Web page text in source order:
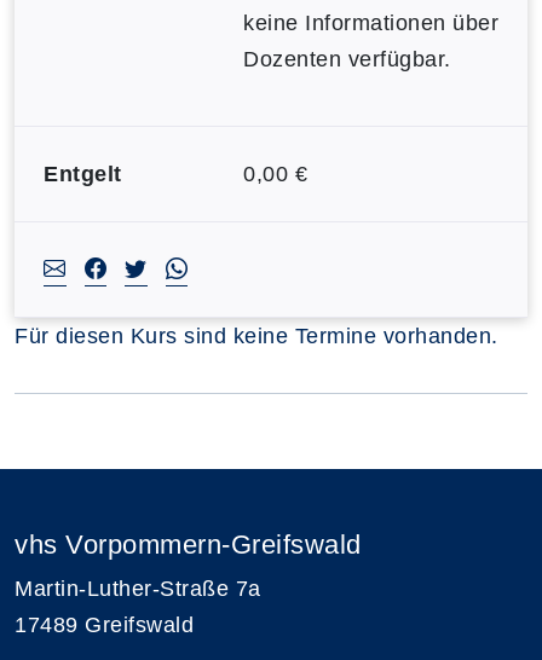
keine Informationen über
Dozenten verfügbar.
Entgelt 0,00 €
Für diesen Kurs sind keine Termine vorhanden.
vhs Vorpommern-Greifswald
Martin-Luther-Straße 7a
17489 Greifswald